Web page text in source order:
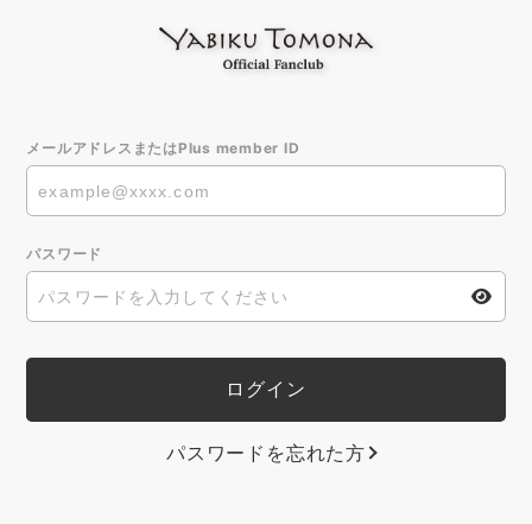
メールアドレスまたはPlus member ID
パスワード
パスワードを忘れた方